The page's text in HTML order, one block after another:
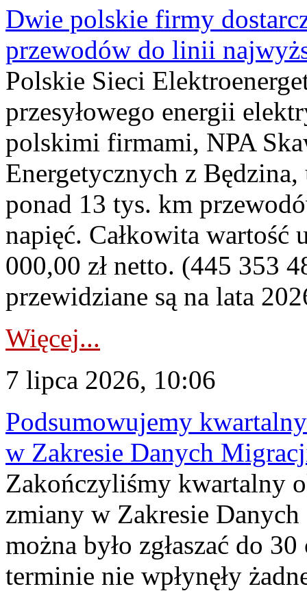
Dwie polskie firmy
przewodów do linii
Polskie Sieci
przesyłowego energii
polskimi firmami, NPA
Energetycznych z
ponad 13 tys. km
napięć. Całkowita
000,00 zł netto. (445 353
przewidziane są na lata
Więcej...
7 lipca 2026, 10:06
Podsumowujemy
w Zakresie Danych
Zakończyliśmy kwartalny
zmiany w Zakresie
można było zgłaszać do
terminie nie wpłynęły